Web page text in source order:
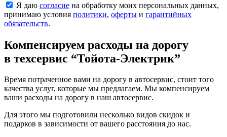
Я даю согласие на обработку моих персональных данных,
принимаю условия политики, оферты и гарантийных
обязательств.
Компенсируем расходы на дорогу
в техсервис “Тойота-Электрик”
Время потраченное вами на дорогу в автосервис, стоит того
качества услуг, которые мы предлагаем. Мы компенсируем
ваши расходы на дорогу в наш автосервис.
Для этого мы подготовили несколько видов скидок и
подарков в зависимости от вашего расстояния до нас.